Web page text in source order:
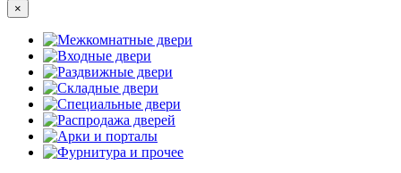
×
Межкомнатные двери
Входные двери
Раздвижные двери
Складные двери
Специальные двери
Распродажа дверей
Арки и порталы
Фурнитура и прочее